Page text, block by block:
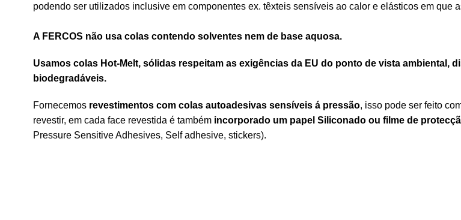
podendo ser utilizados inclusive em componentes ex. têxteis sensíveis ao calor e elásticos em que
A FERCOS não usa colas contendo solventes nem de base aquosa.
Usamos colas Hot-Melt, sólidas respeitam as exigências da EU do ponto de vista ambiental,
biodegradáveis.
Fornecemos revestimentos com colas autoadesivas sensíveis á pressão, isso pode ser feito
revestir, em cada face revestida é também incorporado um papel Siliconado ou filme de
Pressure Sensitive Adhesives, Self adhesive, stickers).